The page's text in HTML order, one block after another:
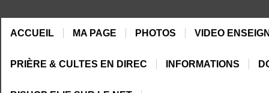
ACCUEIL MA PAGE PHOTOS VIDEO
PRIÈRE & CULTES EN DIREC INFORMATIONS